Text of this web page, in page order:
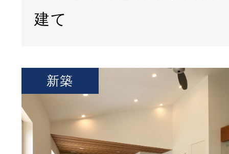
建て
新築